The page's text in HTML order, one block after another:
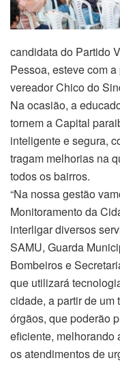
candidata do Partido
Pessoa, esteve com
vereador Chico do
Na ocasião, a
tornem a Capital
inteligente e segura,
tragam melhorias na
todos os bairros.
“Na nossa gestão
Monitoramento da
interligar diversos
SAMU, Guarda
Bombeiros e
que utilizará
cidade, a partir de um
órgãos, que poderão
eficiente, melhorando
os atendimentos de